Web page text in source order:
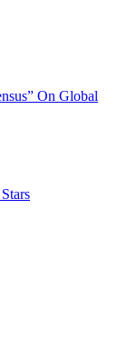
On Global